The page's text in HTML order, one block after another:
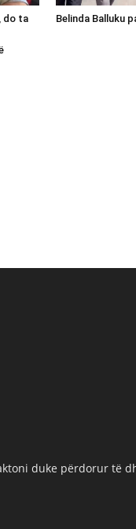
do ta
Belinda Balluku
duke përdorur të